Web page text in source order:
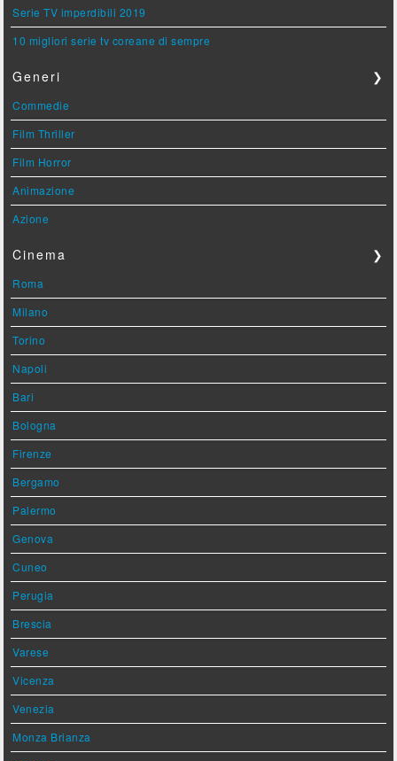
Serie TV imperdibili 2019
10 migliori serie tv coreane di sempre
Generi ❯
Commedie
Film Thriller
Film Horror
Animazione
Azione
Cinema ❯
Roma
Milano
Torino
Napoli
Bari
Bologna
Firenze
Bergamo
Palermo
Genova
Cuneo
Perugia
Brescia
Varese
Vicenza
Venezia
Monza Brianza